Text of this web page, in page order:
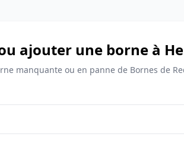
ajouter une borne à
manquante ou en panne de Bornes de